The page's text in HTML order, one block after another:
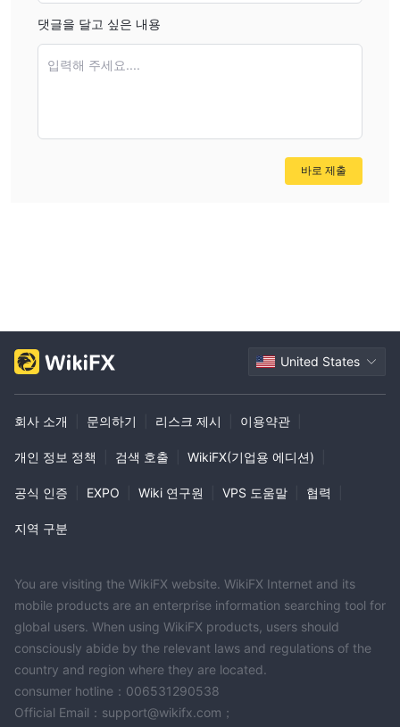
댓글을 달고 싶은 내용
입력해 주세요....
바로 제출
United States
회사 소개 문의하기 리스크 제시 이용약관
개인 정보 정책 검색 호출 WikiFX(기업용 에디션)
공식 인증 EXPO Wiki 연구원 VPS 도움말 협력
지역 구분
You are visiting the WikiFX website. WikiFX Internet and its
mobile products are an enterprise information searching tool for
global users. When using WikiFX products, users should
consciously abide by the relevant laws and regulations of the
country and region where they are located.
consumer hotline：006531290538
Official Email：support@wikifx.com；